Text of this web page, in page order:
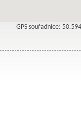
GPS souřadnice: